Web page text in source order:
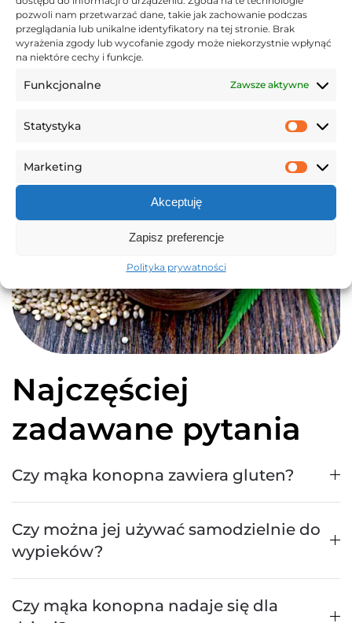
pozwoli nam przetwarzać dane, takie jak zachowanie podczas
przeglądania lub unikalne identyfikatory na tej stronie. Brak
wyrażenia zgody lub wycofanie zgody może niekorzystnie wpłynąć
na niektóre cechy i funkcje.
Funkcjonalne Zawsze aktywne
Statystyka
Marketing
Akceptuję
Zapisz preferencje
Polityka prywatności
Najczęściej
zadawane pytania
Czy mąka konopna zawiera gluten?
Czy można jej używać samodzielnie do
wypieków?
Czy mąka konopna nadaje się dla